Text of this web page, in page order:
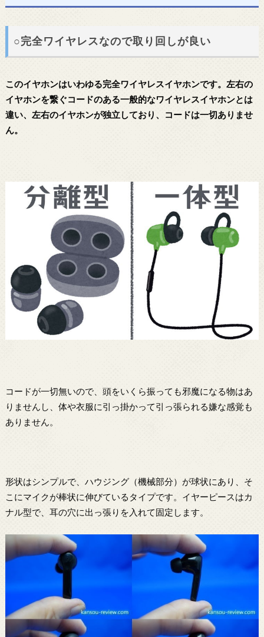
○完全ワイヤレスなので取り回しが良い
このイヤホンはいわゆる完全ワイヤレスイヤホンです。左右の
イヤホンを繋ぐコードのある一般的なワイヤレスイヤホンとは
違い、左右のイヤホンが独立しており、コードは一切ありませ
ん。
コードが一切無いので、頭をいくら振っても邪魔になる物はあ
りませんし、体や衣服に引っ掛かって引っ張られる嫌な感覚も
ありません。
形状はシンプルで、ハウジング（機械部分）が球状にあり、そ
こにマイクが棒状に伸びているタイプです。イヤーピースはカ
ナル型で、耳の穴に出っ張りを入れて固定します。